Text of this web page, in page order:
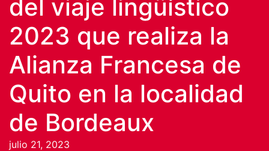
del viaje lingüístico
2023 que realiza la
Alianza Francesa de
Quito en la localidad
de Bordeaux
julio 21, 2023